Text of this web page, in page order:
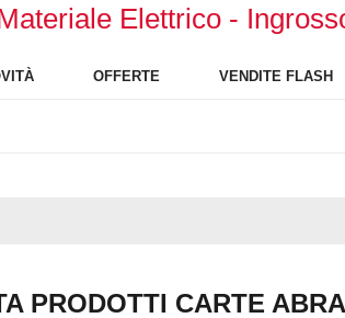
Elettrico -
OFFERTE VENDITE FLASH
PRODOTTI CARTE